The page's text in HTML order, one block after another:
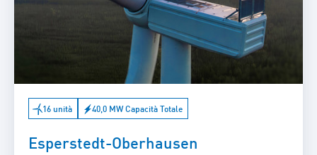
16 unità 40,0 MW Capacità Totale
Esperstedt-Oberhausen